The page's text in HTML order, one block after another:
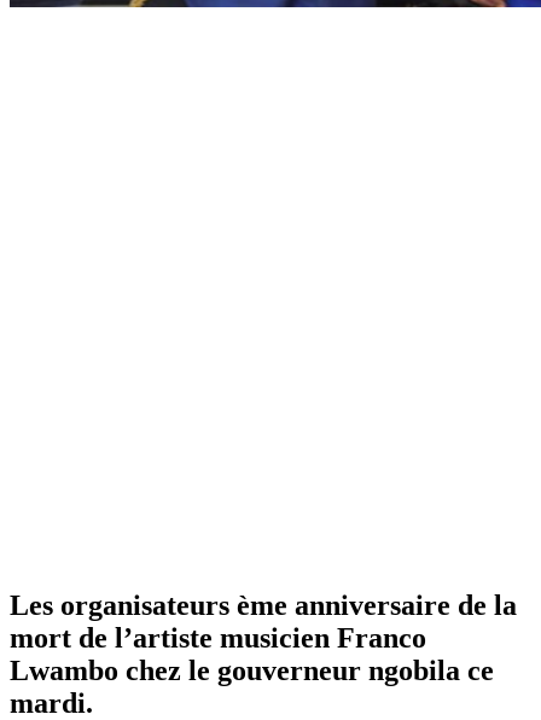
Les organisateurs ème anniversaire de la
mort de l’artiste musicien Franco
Lwambo chez le gouverneur ngobila ce
mardi.